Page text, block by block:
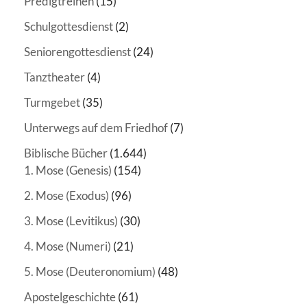
Schulgottesdienst(2)
Seniorengottesdienst(24)
Tanztheater(4)
Turmgebet(35)
Unterwegs auf dem Friedhof(7)
Biblische Bücher(1.644)
1. Mose (Genesis) (154)
2. Mose (Exodus) (96)
3. Mose (Levitikus) (30)
4. Mose (Numeri) (21)
5. Mose (Deuteronomium) (48)
Apostelgeschichte(61)